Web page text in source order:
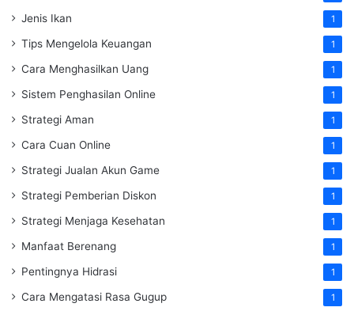
Jenis Ikan 1
Tips Mengelola Keuangan 1
Cara Menghasilkan Uang 1
Sistem Penghasilan Online 1
Strategi Aman 1
Cara Cuan Online 1
Strategi Jualan Akun Game 1
Strategi Pemberian Diskon 1
Strategi Menjaga Kesehatan 1
Manfaat Berenang 1
Pentingnya Hidrasi 1
Cara Mengatasi Rasa Gugup 1